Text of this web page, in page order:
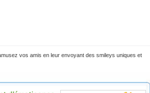
vos amis en leur envoyant des smileys uniques et